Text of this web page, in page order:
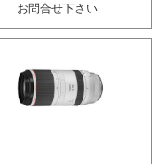
お問合せ下さい